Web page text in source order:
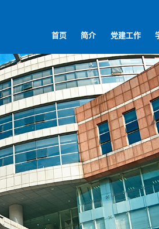
首页 简介 党建工作